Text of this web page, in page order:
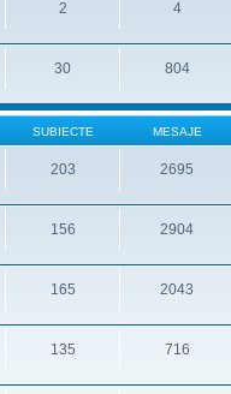
2 4
30 804
SUBIECTE MESAJE
203 2695
156 2904
165 2043
135 716